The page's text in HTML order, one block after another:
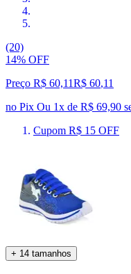
(20)
14% OFF
Preço R$ 60,11R$ 60,11
no Pix Ou 1x de R$ 69,90
Cupom R$ 15 OFF
+ 14 tamanhos